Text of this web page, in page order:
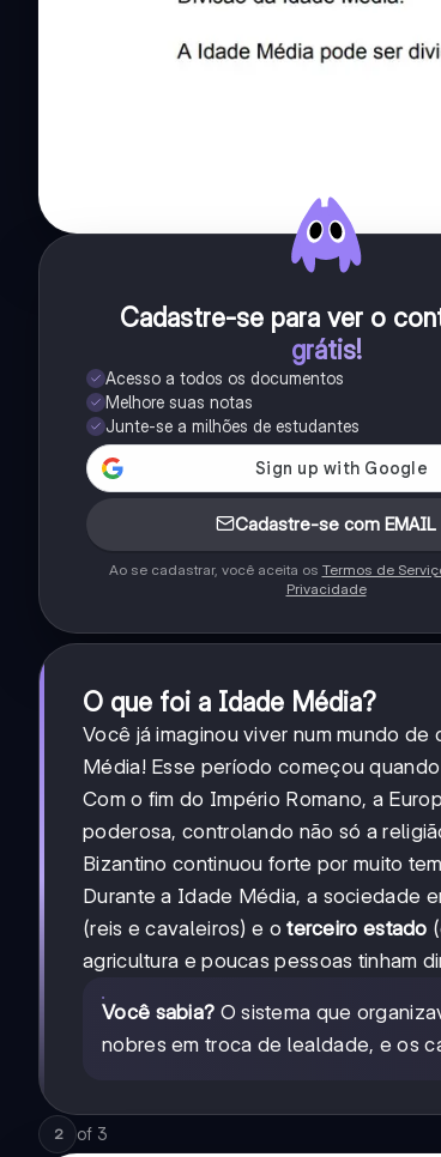
Cadastre-se para ver o
grátis!
Acesso a todos os documentos
Melhore suas notas
Junte-se a milhões de estudantes
Cadastre-se com EMAIL
Ao se cadastrar, você aceita os Termos de
Privacidade
O que foi a Idade Média?
Você já imaginou viver num mundo
Média! Esse período começou
Com o fim do Império Romano, a
poderosa, controlando não só a
Bizantino continuou forte por muito
Durante a Idade Média, a sociedade
(reis e cavaleiros) e oterceiro estado
agricultura e poucas pessoas tinham
Você sabia? O sistema que
nobres em troca de lealdade, e os
2 of 3